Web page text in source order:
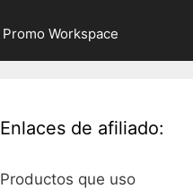
Promo Workspace
Enlaces de afiliado:
Productos que uso